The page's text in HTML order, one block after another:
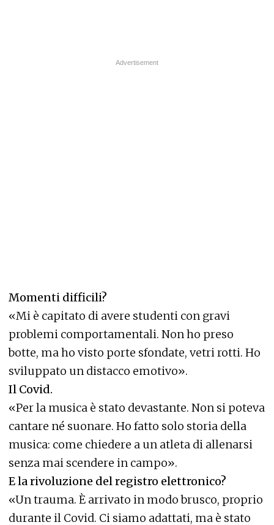
Momenti difficili?
«Mi è capitato di avere studenti con gravi
problemi comportamentali. Non ho preso
botte, ma ho visto porte sfondate, vetri rotti. Ho
sviluppato un distacco emotivo».
Il Covid.
«Per la musica è stato devastante. Non si poteva
cantare né suonare. Ho fatto solo storia della
musica: come chiedere a un atleta di allenarsi
senza mai scendere in campo».
E la rivoluzione del registro elettronico?
«Un trauma. È arrivato in modo brusco, proprio
durante il Covid. Ci siamo adattati, ma è stato